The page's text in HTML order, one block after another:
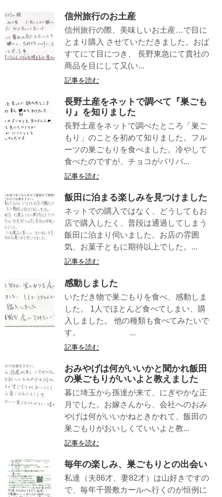
信州旅行のお土産
信州旅行の際、美味しいお土産…で目に
とまり購入 させていただきました。おば
すてにて目につき、 長野東急にて貴社の
商品を目にして又(い...
記事を読む
長野土産をネットで調べて『巣ごも
り』を知りました
長野土産をネットで調べたところ「巣ご
もり」のことを初めて知りました。フル
ーツの巣ごもりを食べました。冷やして
食べたのですが、チョコがパリパ...
記事を読む
飯田に泊まる楽しみを見つけました
ネットでの購入ではなく、どうしてもお
店で購入したく、普段は通過してしまう
飯田に泊まり伺いました。お店の雰囲
気、お菓子ともに期待以上でした。...
記事を読む
感動しました
いただき物で巣ごもりを食べ、感動しま
した。 1人でほとんど食べてしまい、購
入しました。 他の種類も食べてみたいで
す。 ...
記事を読む
おみやげは何がいいかと聞かれ飯田
の巣ごもりがいいよと教えました
暮に埼玉から孫達が来て、にぎやかな正
月でした。お嫁さんから、会社へのおみ
やげは何がいいかねときかれて、飯田の
巣ごもりがおいしくていいよと教...
記事を読む
毎年の楽しみ、巣ごもりとの出会い
私達（夫86才、妻82才）は山好きですの
で、毎年千畳敷カールへ行くのが恒例に